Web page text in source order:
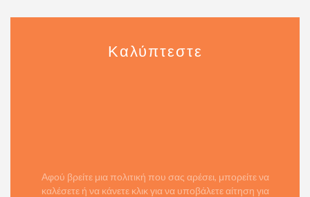
Καλύπτεστε
Αφού βρείτε μια πολιτική που σας αρέσει, μπορείτε να
καλέσετε ή να κάνετε κλικ για να υποβάλετε αίτηση για